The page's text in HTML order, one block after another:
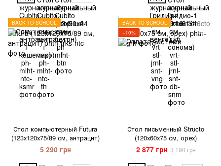
BACK TO SCHOOL
Стол компьютерный Futura
(123х120х75/89 см, антрацит)
5 290 грн
BACK TO SCHOOL
−10%
Стол письменный Structo
(120х60х75 см, орех)
2 877 грн 3 190 грн